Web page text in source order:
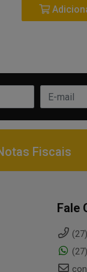
Fiscais
Fale